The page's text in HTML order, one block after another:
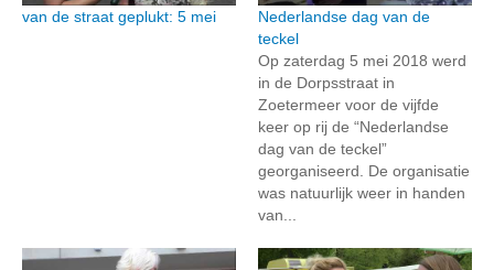
van de straat geplukt: 5 mei
Nederlandse dag van de
teckel
Op zaterdag 5 mei 2018 werd
in de Dorpsstraat in
Zoetermeer voor de vijfde
keer op rij de “Nederlandse
dag van de teckel”
georganiseerd. De organisatie
was natuurlijk weer in handen
van...